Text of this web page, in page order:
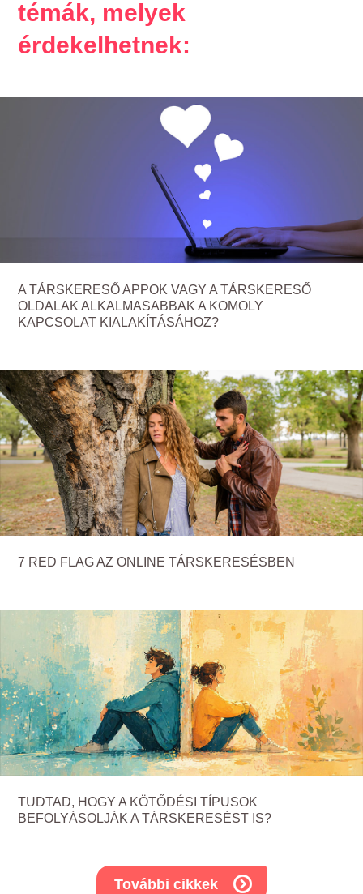
témák, melyek
érdekelhetnek:
A TÁRSKERESŐ APPOK VAGY A TÁRSKERESŐ
OLDALAK ALKALMASABBAK A KOMOLY
KAPCSOLAT KIALAKÍTÁSÁHOZ?
7 RED FLAG AZ ONLINE TÁRSKERESÉSBEN
TUDTAD, HOGY A KÖTŐDÉSI TÍPUSOK
BEFOLYÁSOLJÁK A TÁRSKERESÉST IS?
További cikkek